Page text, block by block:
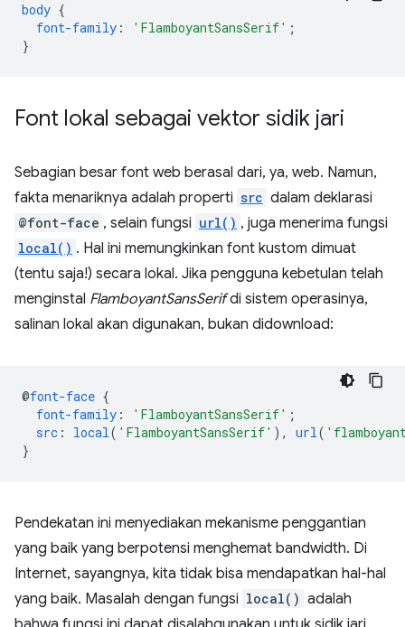
body {
font-family : 'FlamboyantSansSerif' ;
}
Font lokal sebagai vektor sidik jari
Sebagian besar font web berasal dari, ya, web. Namun,
fakta menariknya adalah properti src dalam deklarasi
@font-face , selain fungsi url() , juga menerima fungsi
local() . Hal ini memungkinkan font kustom dimuat
(tentu saja!) secara lokal. Jika pengguna kebetulan telah
menginstal FlamboyantSansSerifdi sistem operasinya,
salinan lokal akan digunakan, bukan didownload:
@font-face {
font-family : 'FlamboyantSansSerif' ;
src : local( 'FlamboyantSansSerif' ), url(
}
Pendekatan ini menyediakan mekanisme penggantian
yang baik yang berpotensi menghemat bandwidth. Di
Internet, sayangnya, kita tidak bisa mendapatkan hal-hal
yang baik. Masalah dengan fungsi local() adalah